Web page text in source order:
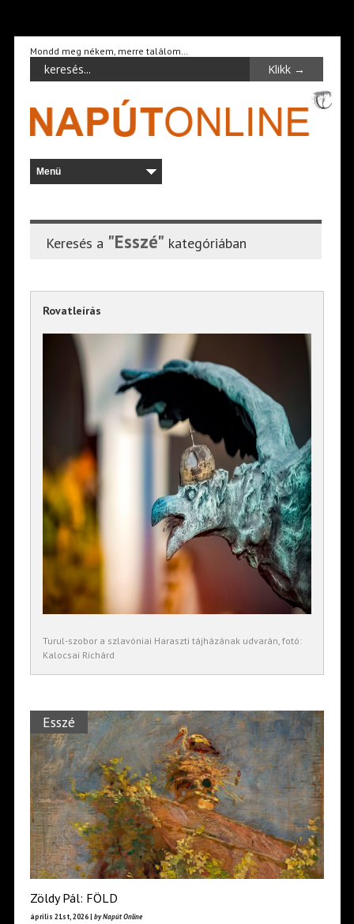
Mondd meg nékem, merre találom…
Keresés a "Esszé" kategóriában
Rovatleírás
Turul-szobor a szlavóniai Haraszti tájházának udvarán, fotó:
Kalocsai Richárd
Esszé
Zöldy Pál: FÖLD
április 21st, 2026 | by Napút Online